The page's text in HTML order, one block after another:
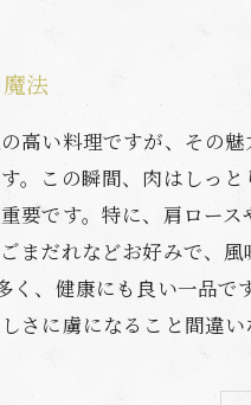
法
高い料理ですが、その
。この瞬間、肉はしっ
要です。特に、肩ロー
まだれなどお好みで、
、健康にも良い一品
さに虜になること間違い